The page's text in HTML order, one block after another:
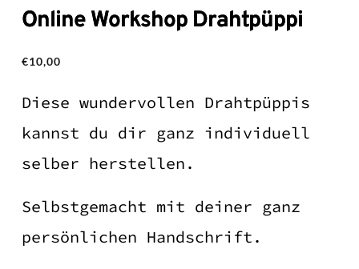
Online Workshop Drahtpüppi
€10,00
Diese wundervollen Drahtpüppis
kannst du dir ganz individuell
selber herstellen.
Selbstgemacht mit deiner ganz
persönlichen Handschrift.